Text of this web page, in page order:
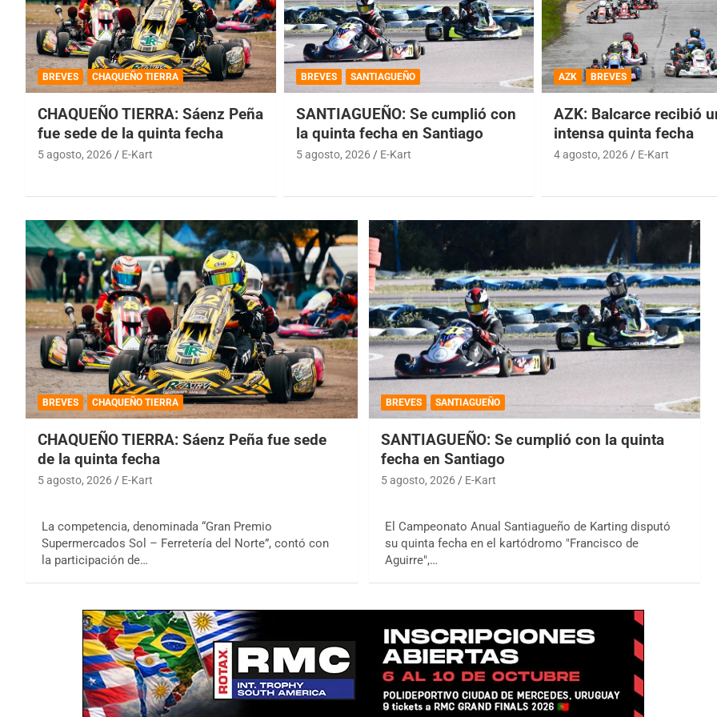
BREVES CHAQUEÑO TIERRA
CHAQUEÑO TIERRA: Sáenz Peña
fue sede de la quinta fecha
5 agosto, 2026 E-Kart
BREVES SANTIAGUEÑO
SANTIAGUEÑO: Se cumplió con
la quinta fecha en Santiago
5 agosto, 2026 E-Kart
AZK BREVES
AZK: Balcarce recibió
intensa quinta fecha
4 agosto, 2026 E-Kart
BREVES CHAQUEÑO TIERRA
CHAQUEÑO TIERRA: Sáenz Peña fue sede
de la quinta fecha
5 agosto, 2026 E-Kart
La competencia, denominada “Gran Premio
Supermercados Sol – Ferretería del Norte”, contó con
la participación de…
BREVES SANTIAGUEÑO
SANTIAGUEÑO: Se cumplió con la quinta
fecha en Santiago
5 agosto, 2026 E-Kart
El Campeonato Anual Santiagueño de Karting disputó
su quinta fecha en el kartódromo "Francisco de
Aguirre",…